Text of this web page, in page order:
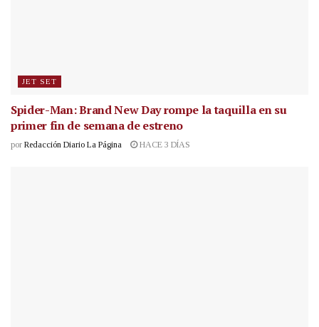
JET SET
Spider-Man: Brand New Day rompe la taquilla en su
primer fin de semana de estreno
por Redacción Diario La Página HACE 3 DÍAS